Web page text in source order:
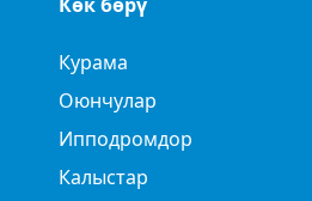
Көк бөрү
Курама
Оюнчулар
Ипподромдор
Калыстар